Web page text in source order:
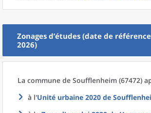
Zonages d’études (date de
2026)
La commune de Soufflenheim (67472)
à l'Unité urbaine 2020 de